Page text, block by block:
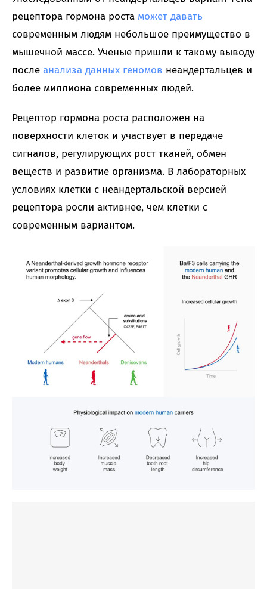
рецептора гормона роста может давать
современным людям небольшое преимущество в
мышечной массе. Ученые пришли к такому выводу
после анализа данных геномов неандертальцев и
более миллиона современных людей.
Рецептор гормона роста расположен на
поверхности клеток и участвует в передаче
сигналов, регулирующих рост тканей, обмен
веществ и развитие организма. В лабораторных
условиях клетки с неандертальской версией
рецептора росли активнее, чем клетки с
современным вариантом.